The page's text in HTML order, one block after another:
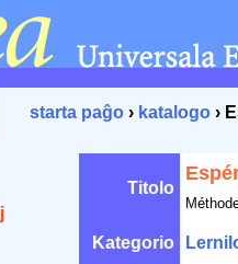
starta paĝo › katalogo ›
Titolo
Kategorio